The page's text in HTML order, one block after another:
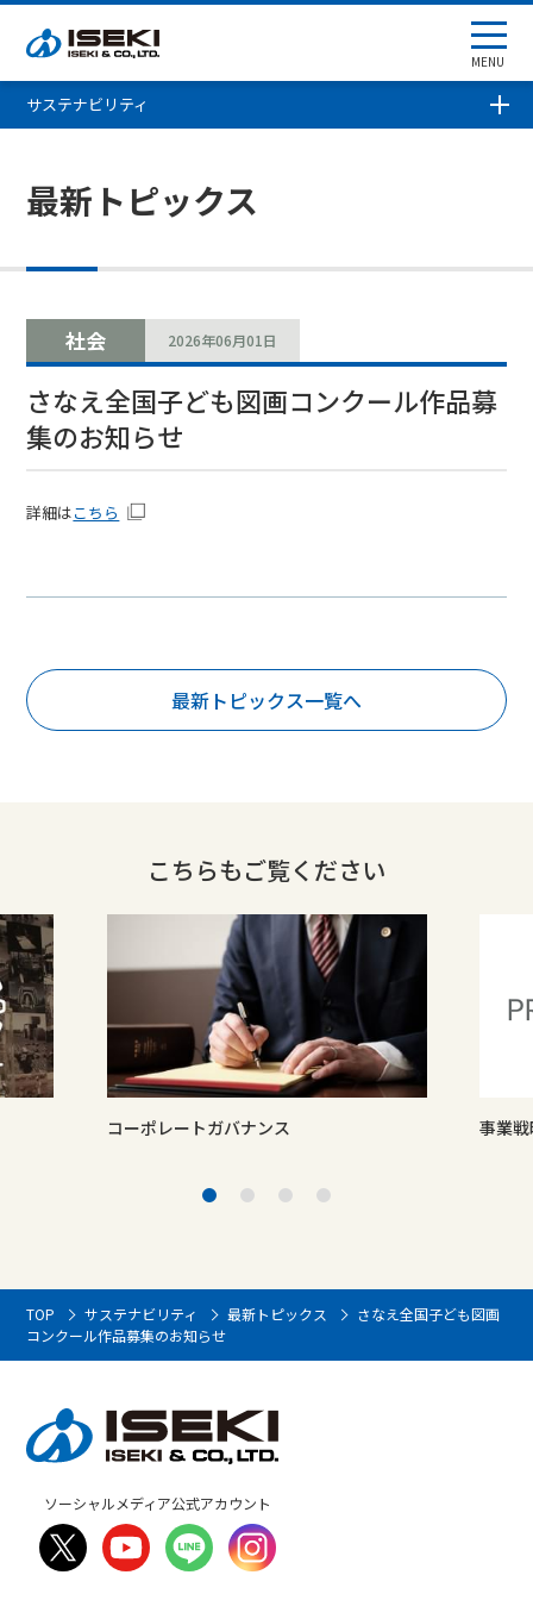
MENU
最新トピックス
サステナビリティ
社会 2026年06月01日
さなえ全国子ども図画コンクール作品募
集のお知らせ
詳細はこちら
最新トピックス一覧へ
こちらもご覧ください
コーポレートガバナンス 事業
TOP サステナビリティ 最新トピックス
さなえ全国子ども図画
コンクール作品募集のお知らせ
ソーシャルメディア公式アカウント